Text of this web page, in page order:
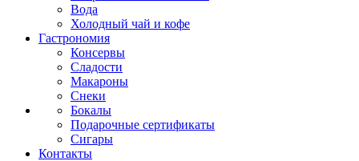
Вода
Холодный чай и кофе
Гастрономия
Консервы
Сладости
Макароны
Снеки
Бокалы
Подарочные сертификаты
Сигары
Контакты